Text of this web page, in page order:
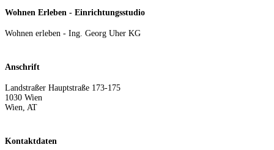
Wohnen Erleben - Einrichtungsstudio
Wohnen erleben - Ing. Georg Uher KG
Anschrift
Landstraßer Hauptstraße 173-175
1030 Wien
Wien, AT
Kontaktdaten